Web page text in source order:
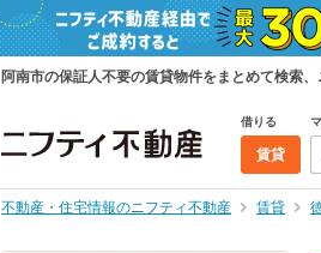
阿南市の保証人不要の賃貸物件をまとめて検索
借りる
賃貸
不動産・住宅情報のニフティ不動産 賃貸